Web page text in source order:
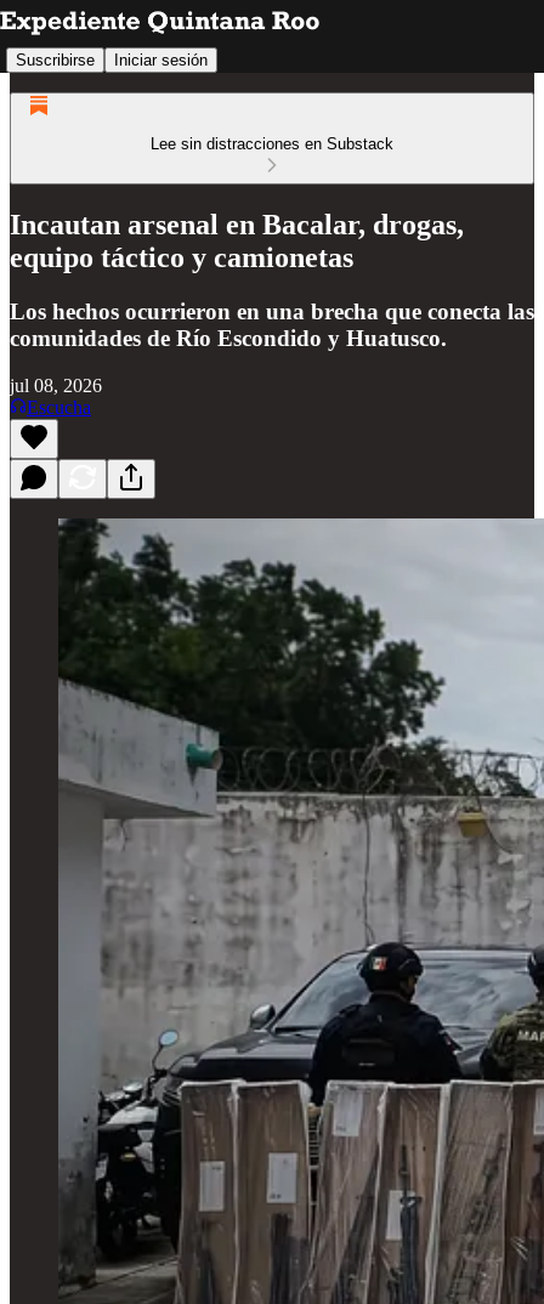
Suscribirse Iniciar sesión
Lee sin distracciones en Substack
Incautan arsenal en Bacalar, drogas,
equipo táctico y camionetas
Los hechos ocurrieron en una brecha que conecta las
comunidades de Río Escondido y Huatusco.
jul 08, 2026
Escucha